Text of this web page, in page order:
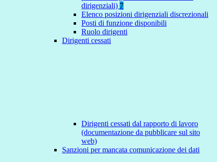
dirigenziali) 7
Elenco posizioni dirigenziali discrezionali
Posti di funzione disponibili
Ruolo dirigenti
Dirigenti cessati
Dirigenti cessati dal rapporto di lavoro
(documentazione da pubblicare sul sito
web)
Sanzioni per mancata comunicazione dei dati